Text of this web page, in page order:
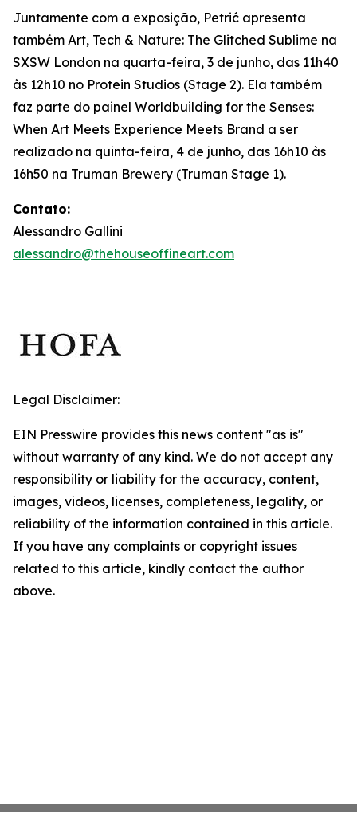
Juntamente com a exposição, Petrić apresenta
também Art, Tech & Nature: The Glitched Sublime na
SXSW London na quarta-feira, 3 de junho, das 11h40
às 12h10 no Protein Studios (Stage 2). Ela também
faz parte do painel Worldbuilding for the Senses:
When Art Meets Experience Meets Brand a ser
realizado na quinta-feira, 4 de junho, das 16h10 às
16h50 na Truman Brewery (Truman Stage 1).
Contato:
Alessandro Gallini
alessandro@thehouseoffineart.com
Legal Disclaimer:
EIN Presswire provides this news content "as is"
without warranty of any kind. We do not accept any
responsibility or liability for the accuracy, content,
images, videos, licenses, completeness, legality, or
reliability of the information contained in this article.
If you have any complaints or copyright issues
related to this article, kindly contact the author
above.